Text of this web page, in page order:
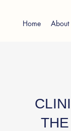
Home About